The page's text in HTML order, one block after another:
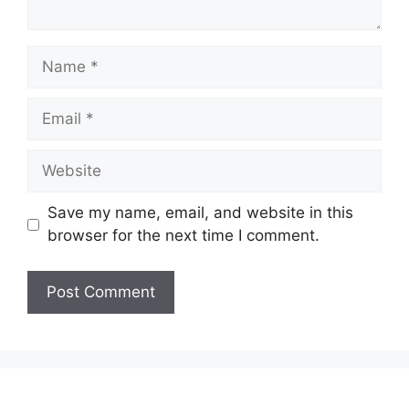
Name
Email
Website
Save my name, email, and website in this
browser for the next time I comment.